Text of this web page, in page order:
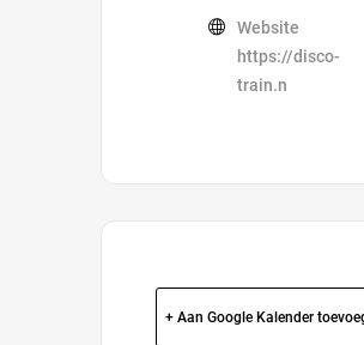
Website
https://disco-
train.n
+ Aan Google Kalender